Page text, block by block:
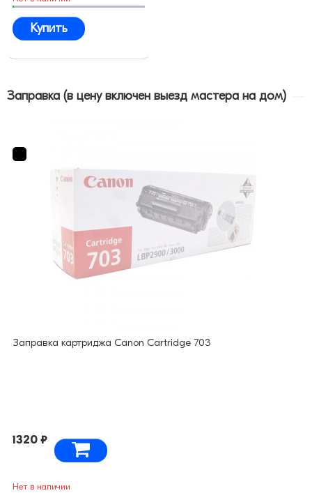
Купить
Заправка (в цену включен выезд мастера на дом)
Заправка картриджа Canon Cartridge 703
1320 ₽
Нет в наличии